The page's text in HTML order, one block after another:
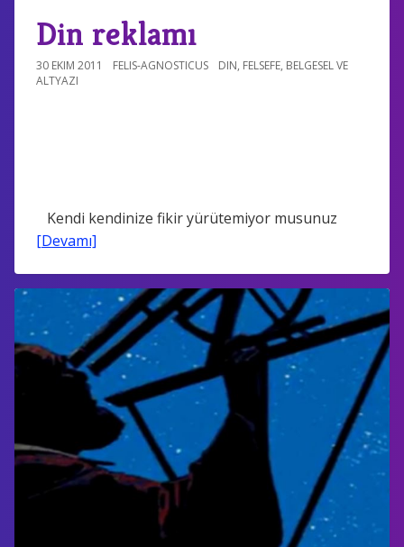
Din reklamı
30 EKIM 2011 FELIS-AGNOSTICUS DIN, FELSEFE, BELGESEL VE
ALTYAZI
Kendi kendinize fikir yürütemiyor musunuz
[Devamı]